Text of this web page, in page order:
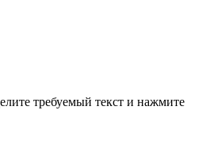
требуемый текст и нажмите